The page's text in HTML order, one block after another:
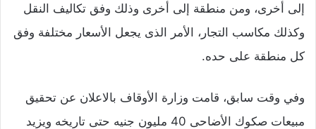
إلى أخرى، ومن منطقة إلى أخرى وذلك وفق تكاليف النقل
وكذلك مكاسب التجار، الأمر الذى يجعل الأسعار مختلفة وفق
كل منطقة على حده.
وفي وقت سابق، قامت وزارة الأوقاف بالاعلان عن تحقيق
مبيعات صكوك الأضاحى 40 مليون جنيه حتى تاريخه ويزيد